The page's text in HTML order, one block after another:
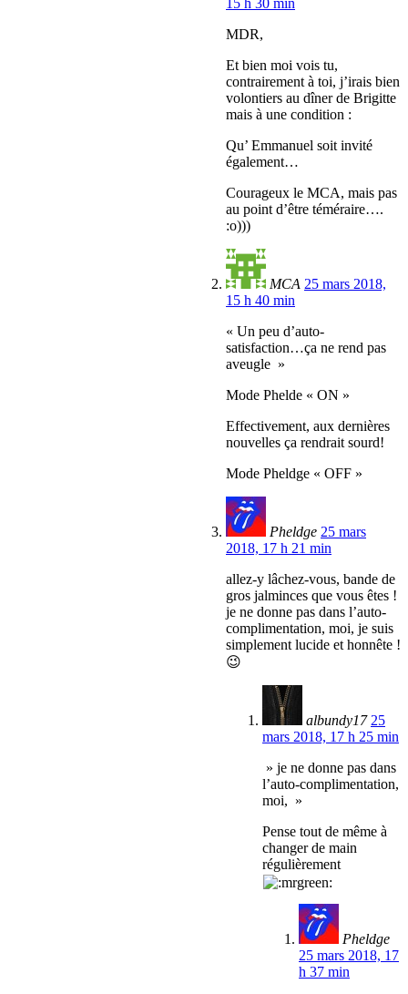
15 h 30 min
MDR,
Et bien moi vois tu,
contrairement à toi, j’irais bien
volontiers au dîner de Brigitte
mais à une condition :
Qu’ Emmanuel soit invité
également…
Courageux le MCA, mais pas
au point d’être téméraire….
:o)))
MCA 25 mars 2018,
15 h 40 min
« Un peu d’auto-
satisfaction…ça ne rend pas
aveugle »
Mode Phelde « ON »
Effectivement, aux dernières
nouvelles ça rendrait sourd!
Mode Pheldge « OFF »
Pheldge 25 mars
2018, 17 h 21 min
allez-y lâchez-vous, bande de
gros jalminces que vous êtes !
je ne donne pas dans l’auto-
complimentation, moi, je suis
simplement lucide et honnête !
😉
albundy17 25
mars 2018, 17 h 25 min
» je ne donne pas dans
l’auto-complimentation,
moi, »
Pense tout de même à
changer de main
régulièrement
Pheldge
25 mars 2018, 17
h 37 min